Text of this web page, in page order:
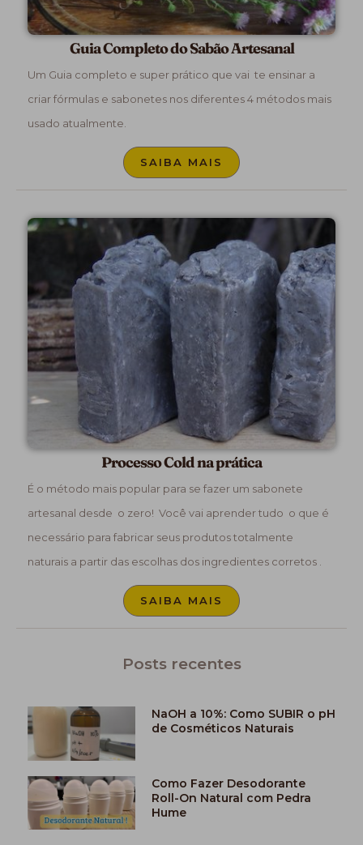
Guia Completo do Sabão Artesanal
Um Guia completo e super prático que vai te ensinar a
criar fórmulas e sabonetes nos diferentes 4 métodos mais
usado atualmente.
SAIBA MAIS
Processo Cold na prática
É o método mais popular para se fazer um sabonete
artesanal desde o zero! Você vai aprender tudo o que é
necessário para fabricar seus produtos totalmente
naturais a partir das escolhas dos ingredientes corretos .
SAIBA MAIS
Posts recentes
NaOH a 10%: Como SUBIR o pH
de Cosméticos Naturais
Como Fazer Desodorante
Roll-On Natural com Pedra
Hume